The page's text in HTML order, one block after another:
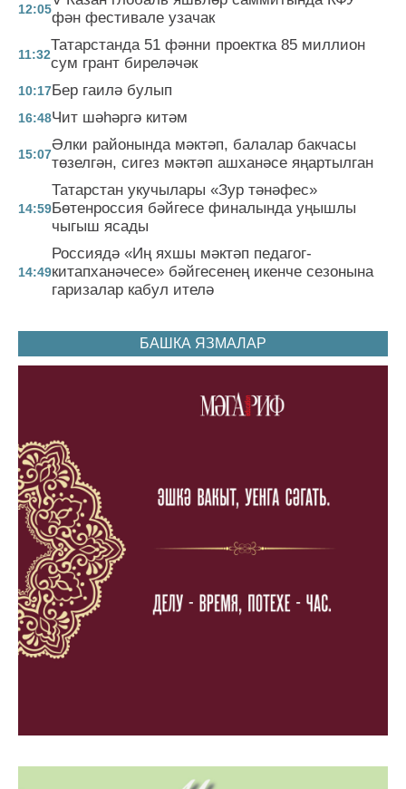
12:05фән фестивале узачак
11:32
Татарстанда 51 фәнни проектка 85 миллион
сум грант биреләчәк
10:17Бер гаилә булып
16:48Чит шәһәргә китәм
15:07
Әлки районында мәктәп, балалар бакчасы
төзелгән, сигез мәктәп ашханәсе яңартылган
14:59
Татарстан укучылары «Зур тәнәфес»
Бөтенроссия бәйгесе финалында уңышлы
чыгыш ясады
14:49
Россиядә «Иң яхшы мәктәп педагог-
китапханәчесе» бәйгесенең икенче сезонына
гаризалар кабул ителә
БАШКА ЯЗМАЛАР